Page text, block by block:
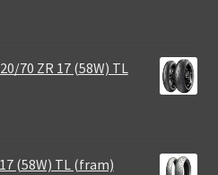
70 ZR 17 (58W) TL
(58W) TL (fram)